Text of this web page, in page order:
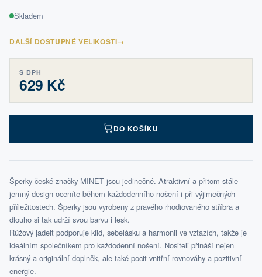
Skladem
DALŠÍ DOSTUPNÉ VELIKOSTI→
S DPH
629 Kč
DO KOŠÍKU
Šperky české značky MINET jsou jedinečné. Atraktivní a přitom stále
jemný design oceníte během každodenního nošení i při výjimečných
příležitostech. Šperky jsou vyrobeny z pravého rhodiovaného stříbra a
dlouho si tak udrží svou barvu i lesk.
Růžový jadeit podporuje klid, sebelásku a harmonii ve vztazích, takže je
ideálním společníkem pro každodenní nošení. Nositeli přináší nejen
krásný a originální doplněk, ale také pocit vnitřní rovnováhy a pozitivní
energie.